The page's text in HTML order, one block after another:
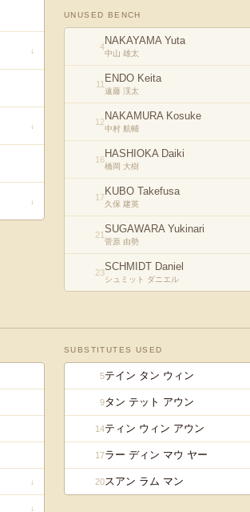
↓
↓
↓
UNUSED BENCH
4NAKAYAMA Yuta
中山 雄太
11 ENDO Keita
遠藤 渓太
12NAKAMURA Kosuke
中村 航輔
16HASHIOKA Daiki
橋岡 大樹
17KUBO Takefusa
久保 建英
21SUGAWARA Yukinari
菅原 由勢
23SCHMIDT Daniel
シュミット ダニエル
↓
↓
SUBSTITUTES USED
5テイン タン ウィン
9タン テット アウン
14ティン ウィン アウン
17ラー ディン マウ ヤー
20スアン ラム マン